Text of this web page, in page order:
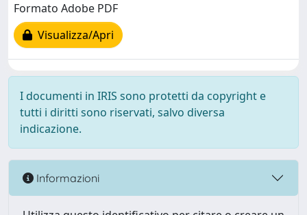
Formato Adobe PDF
Visualizza/Apri
I documenti in IRIS sono protetti da copyright e
tutti i diritti sono riservati, salvo diversa
indicazione.
Informazioni